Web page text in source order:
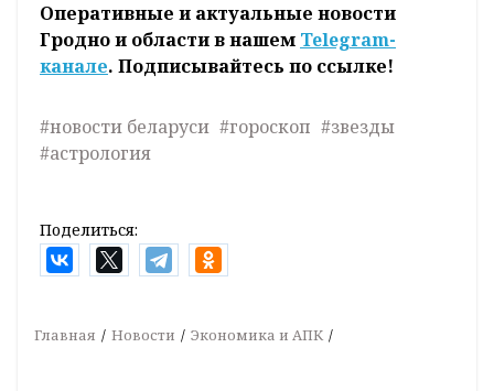
Оперативные и актуальные новости
Гродно и области в нашем Telegram-
канале. Подписывайтесь по ссылке!
#новости беларуси #гороскоп #звезды
#астрология
Поделиться:
Главная Новости Экономика и АПК